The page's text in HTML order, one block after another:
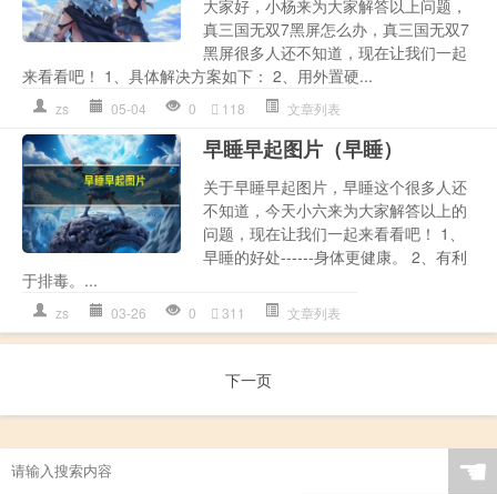
大家好，小杨来为大家解答以上问题，
真三国无双7黑屏怎么办，真三国无双7
黑屏很多人还不知道，现在让我们一起
来看看吧！ 1、具体解决方案如下： 2、用外置硬...
zs 05-04 0 118 文章列表
早睡早起图片（早睡）
关于早睡早起图片，早睡这个很多人还
不知道，今天小六来为大家解答以上的
问题，现在让我们一起来看看吧！ 1、
早睡的好处------身体更健康。 2、有利
于排毒。...
zs 03-26 0 311 文章列表
下一页
☚